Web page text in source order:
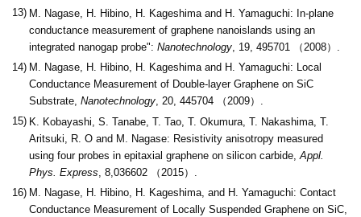
13) M. Nagase, H. Hibino, H. Kageshima and H. Yamaguchi: In-plane
conductance measurement of graphene nanoislands using an
integrated nanogap probe":Nanotechnology , 19, 495701 （2008）.
14) M. Nagase, H. Hibino, H. Kageshima and H. Yamaguchi: Local
Conductance Measurement of Double-layer Graphene on SiC
Substrate,Nanotechnology, 20, 445704 （2009）.
15) K. Kobayashi, S. Tanabe, T. Tao, T. Okumura, T. Nakashima, T.
Aritsuki, R. O and M. Nagase: Resistivity anisotropy measured
using four probes in epitaxial graphene on silicon carbide,Appl.
Phys. Express , 8,036602 （2015）.
16) M. Nagase, H. Hibino, H. Kageshima, and H. Yamaguchi: Contact
Conductance Measurement of Locally Suspended Graphene on SiC,